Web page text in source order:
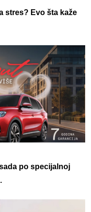
stres? Evo šta kaže
po specijalnoj